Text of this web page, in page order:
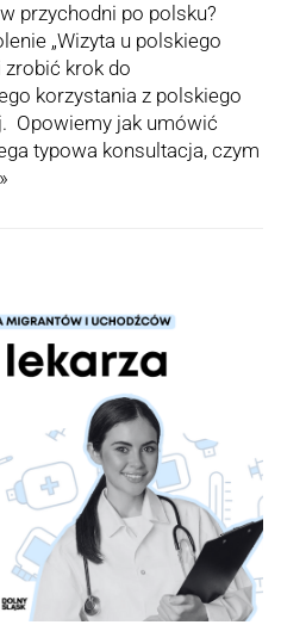
przychodni po polsku?
„Wizyta u polskiego
zrobić krok do
korzystania z polskiego
Opowiemy jak umówić
typowa konsultacja, czym